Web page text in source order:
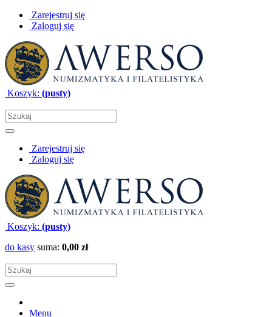
Zarejestruj się
Zaloguj się
Koszyk: (pusty)
Zarejestruj się
Zaloguj się
Koszyk: (pusty)
do kasy suma: 0,00 zł
Menu